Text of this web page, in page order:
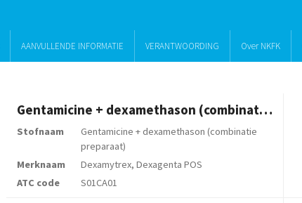
AANVULLENDE INFORMATIE VERANTWOORDING Over NKFK
Gentamicine + dexamethason (combinatie preparaat)
Stofnaam
Gentamicine + dexamethason (combinatie
preparaat)
Merknaam
Dexamytrex, Dexagenta POS
ATC code
S01CA01